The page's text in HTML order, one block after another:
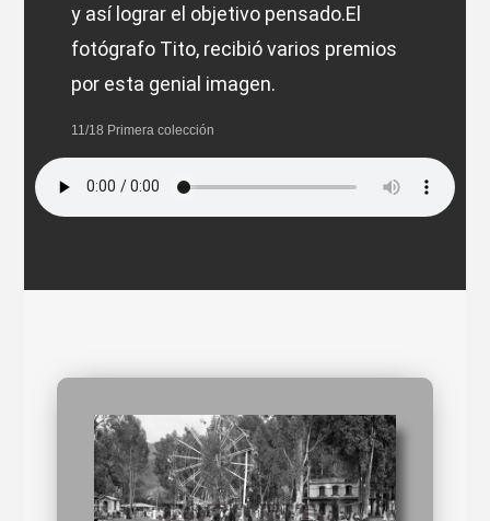
y así lograr el objetivo pensado.El
fotógrafo Tito, recibió varios premios
por esta genial imagen.
11/18 Primera colección